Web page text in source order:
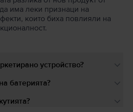
има леки признаци на
които биха повлияли на
устройство?
батерията?